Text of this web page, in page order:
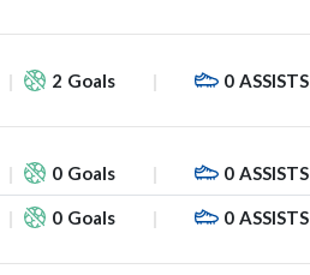
2 Goals 0 ASSISTS
0 Goals 0 ASSISTS
0 Goals 0 ASSISTS